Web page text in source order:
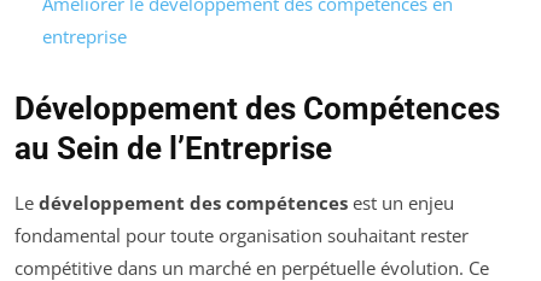
entreprise
Développement des Compétences
au Sein de l’Entreprise
Le développement des compétences est un enjeu
fondamental pour toute organisation souhaitant rester
compétitive dans un marché en perpétuelle évolution. Ce